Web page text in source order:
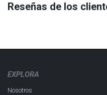
Reseñas de los
EXPLORA
Nosotros